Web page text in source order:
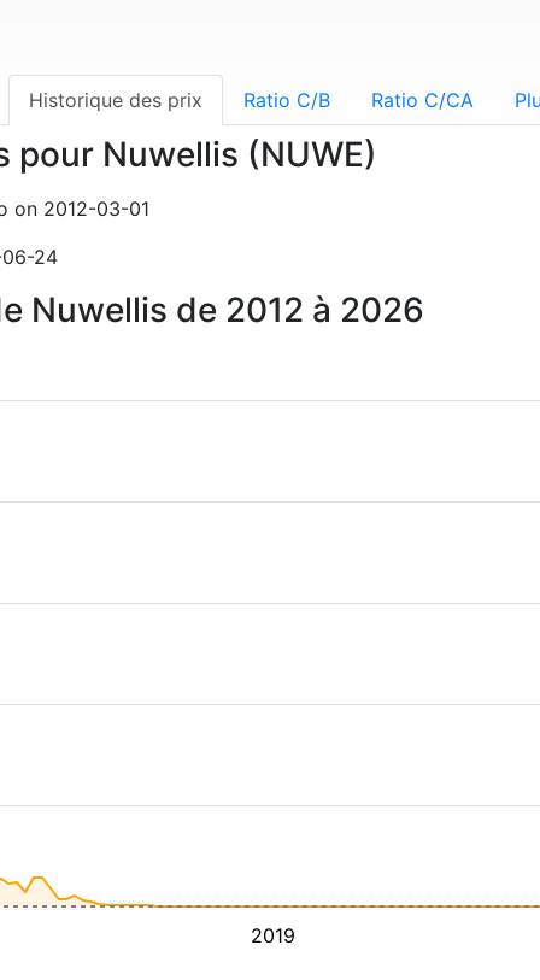
Historique des prix Ratio C/B Ratio C/CA
Nuwellis (NUWE)
on 2012-03-01
24
Nuwellis de 2012 à 2026
2019